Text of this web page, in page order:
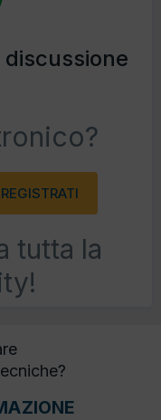
REGISTRATI
tutta la